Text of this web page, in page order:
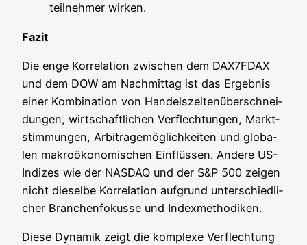
teil­neh­mer wirken.
Fazit
Die enge Kor­re­la­ti­on zwi­schen dem DAX7FDAX
und dem DOW am Nach­mit­tag ist das Ergeb­nis
einer Kom­bi­na­ti­on von Han­dels­zei­ten­über­schnei­
dun­gen, wirt­schaft­li­chen Ver­flech­tun­gen, Markt­
stim­mun­gen, Arbi­tra­ge­mög­lich­kei­ten und glo­ba­
len makro­öko­no­mi­schen Ein­flüs­sen. Ande­re US-
Indi­zes wie der NASDAQ und der S&P 500 zei­gen
nicht die­sel­be Kor­re­la­ti­on auf­grund unter­schied­li­
cher Bran­chen­fo­kus­se und Indexmethodiken.
Die­se Dyna­mik zeigt die kom­ple­xe Ver­flech­tung